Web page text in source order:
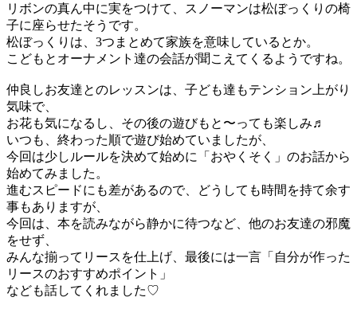
リボンの真ん中に実をつけて、スノーマンは松ぼっくりの椅
子に座らせたそうです。
松ぼっくりは、3つまとめて家族を意味しているとか。
こどもとオーナメント達の会話が聞こえてくるようですね。
仲良しお友達とのレッスンは、子ども達もテンション上がり
気味で、
お花も気になるし、その後の遊びもと〜っても楽しみ♬
いつも、終わった順で遊び始めていましたが、
今回は少しルールを決めて始めに「おやくそく」のお話から
始めてみました。
進むスピードにも差があるので、どうしても時間を持て余す
事もありますが、
今回は、本を読みながら静かに待つなど、他のお友達の邪魔
をせず、
みんな揃ってリースを仕上げ、最後には一言「自分が作った
リースのおすすめポイント」
なども話してくれました♡